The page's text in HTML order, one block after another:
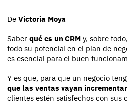
De Victoria Moya
Saber qué es un CRM y, sobre
todo su potencial en el plan de
es esencial para el buen
Y es que, para que un negocio
que las ventas vayan
clientes estén satisfechos con sus